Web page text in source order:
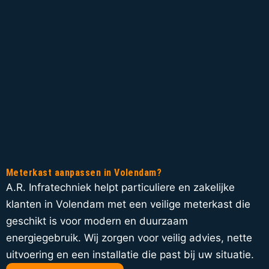
Meterkast aanpassen in Volendam?
A.R. Infratechniek helpt particuliere en zakelijke
klanten in Volendam met een veilige meterkast die
geschikt is voor modern en duurzaam
energiegebruik. Wij zorgen voor veilig advies, nette
uitvoering en een installatie die past bij uw situatie.